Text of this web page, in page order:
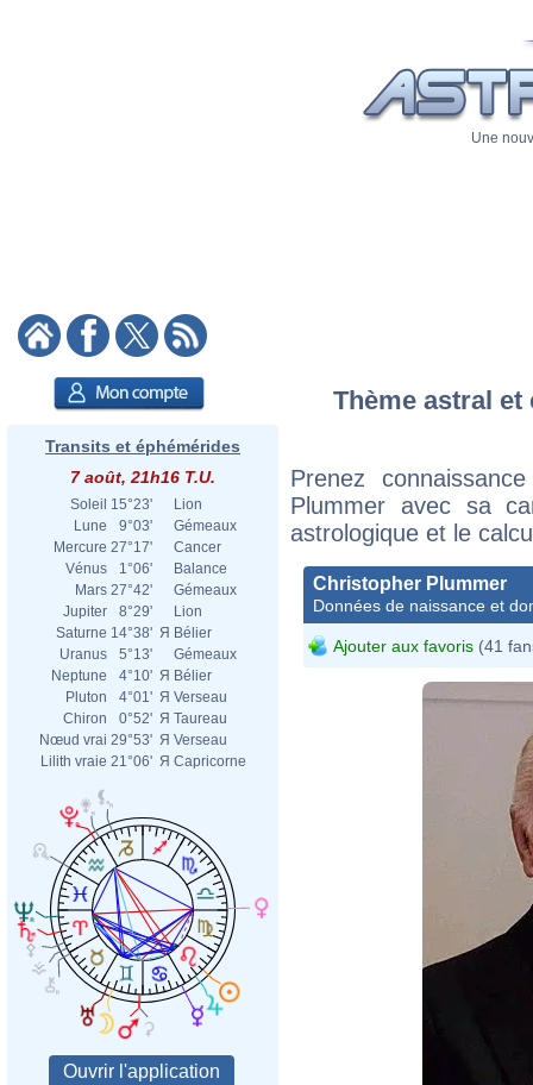
Une
Transits et éphémérides
7 août, 21h16 T.U.
Soleil 15°23'
Lion
Lune
9°03'
Gémeaux
Mercure 27°17'
Cancer
Vénus
1°06'
Balance
Mars 27°42'
Gémeaux
Jupiter
8°29'
Lion
Saturne 14°38' Я Bélier
Uranus
5°13'
Gémeaux
Neptune
4°10' Я Bélier
Pluton
4°01' Я Verseau
Chiron
0°52' Я Taureau
Nœud vrai 29°53' Я Verseau
Lilith vraie 21°06' Я Capricorne
Thème astral
Prenez
Plummer avec sa
astrologique et le
Christopher Plummer
Données de naissance et
Ajouter aux favoris (41